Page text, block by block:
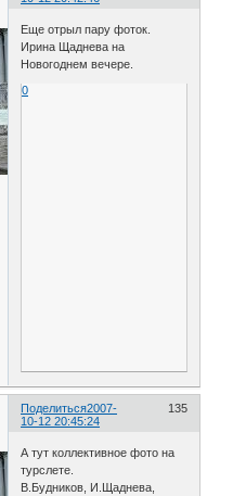
Еще отрыл пару фоток.
Ирина Щаднева на
Новогоднем вечере.
0
Поделиться 135
2007-
10-12 20:45:24
А тут коллективное фото на
турслете.
В.Будников, И.Щаднева,